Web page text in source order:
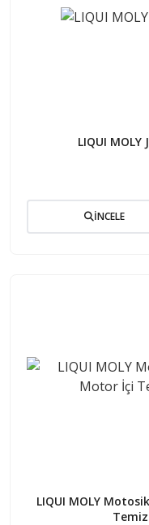
LIQUI
İNCELE
LIQUI MOLY